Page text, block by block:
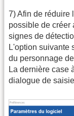
7) Afin de réduire
possible de créer
signes de
L'option suivante
du personnage
La dernière case
dialogue de